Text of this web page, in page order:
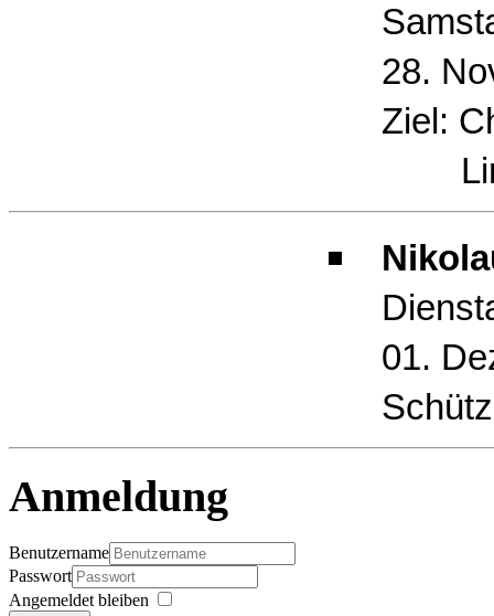
28.
Ziel:
01.
Anmeldung
Benutzername
Passwort
Angemeldet bleiben